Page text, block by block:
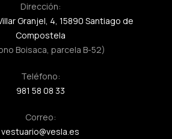
Dirección:
Granjel, 4, 15890 Santiago de
Compostela
Boisaca, parcela B-52)
Teléfono:
981 58 08 33
Correo:
vestuario@vesla.es